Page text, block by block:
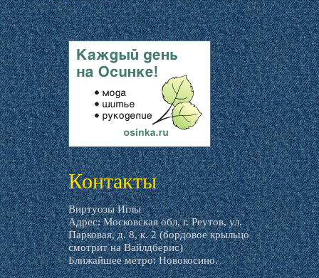
livemaster.ru
Контакты
Виртуозы Иглы
Адрес: Московская обл, г. Реутов, ул.
Парковая, д. 8, к. 2 (бордовое крыльцо
смотрит на Вайлдберис)
Ближайшее метро: Новокосино.